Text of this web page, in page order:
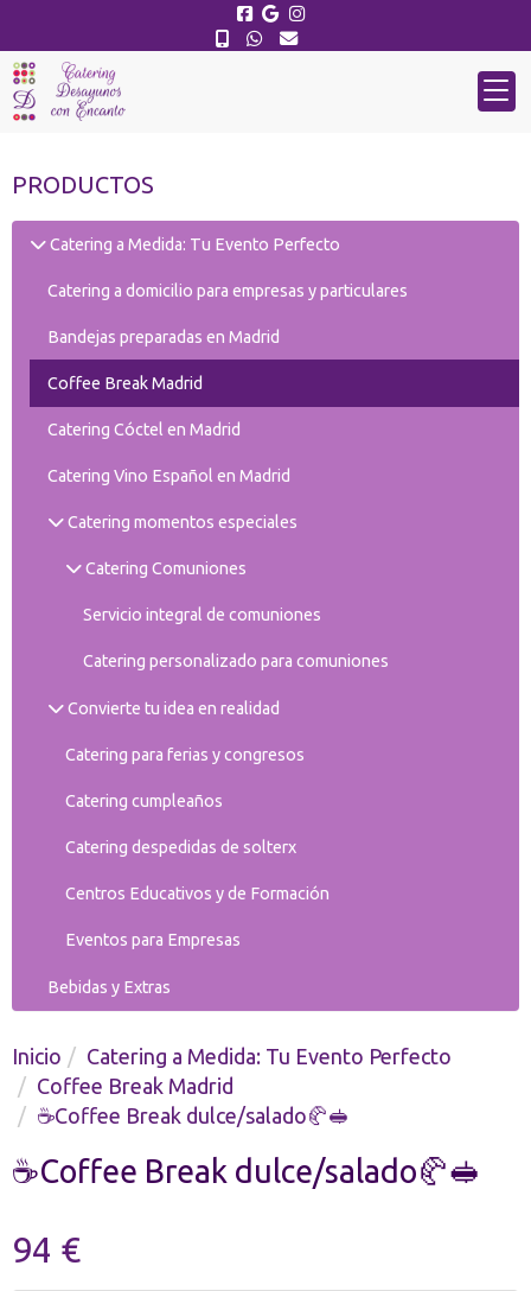
PRODUCTOS
Catering a Medida: Tu Evento Perfecto
Catering a domicilio para empresas y particulares
Bandejas preparadas en Madrid
Coffee Break Madrid
Catering Cóctel en Madrid
Catering Vino Español en Madrid
Catering momentos especiales
Catering Comuniones
Servicio integral de comuniones
Catering personalizado para comuniones
Convierte tu idea en realidad
Catering para ferias y congresos
Catering cumpleaños
Catering despedidas de solterx
Centros Educativos y de Formación
Eventos para Empresas
Bebidas y Extras
Inicio
Catering a Medida: Tu Evento Perfecto
Coffee Break Madrid
☕Coffee Break dulce/salado🥐🥪
☕Coffee Break dulce/salado🥐🥪
94 €